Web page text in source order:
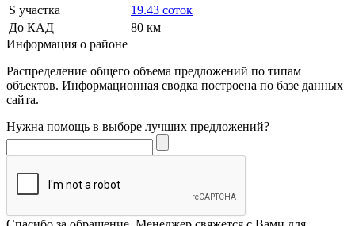
S участка
19.43 соток
До КАД
80 км
Информация о районе
Распределение общего объема предложений по типам
объектов. Информационная сводка построена по базе данных
сайта.
Нужна помощь в выборе лучших предложений?